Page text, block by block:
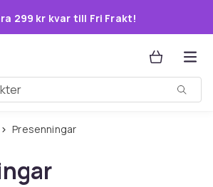
299 kr kvar till Fri Frakt!
Presenningar